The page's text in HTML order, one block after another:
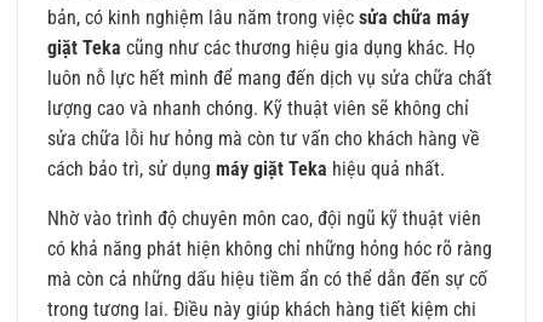
bản, có kinh nghiệm lâu năm trong việc sửa chữa máy
giặt Teka cũng như các thương hiệu gia dụng khác. Họ
luôn nỗ lực hết mình để mang đến dịch vụ sửa chữa chất
lượng cao và nhanh chóng. Kỹ thuật viên sẽ không chỉ
sửa chữa lỗi hư hỏng mà còn tư vấn cho khách hàng về
cách bảo trì, sử dụng máy giặt Teka hiệu quả nhất.
Nhờ vào trình độ chuyên môn cao, đội ngũ kỹ thuật viên
có khả năng phát hiện không chỉ những hỏng hóc rõ ràng
mà còn cả những dấu hiệu tiềm ẩn có thể dẫn đến sự cố
trong tương lai. Điều này giúp khách hàng tiết kiệm chi